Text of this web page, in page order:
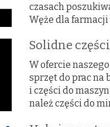
czasach
Węże dla
Solidne
W ofercie
sprzęt do prac na
i części do
należ części do